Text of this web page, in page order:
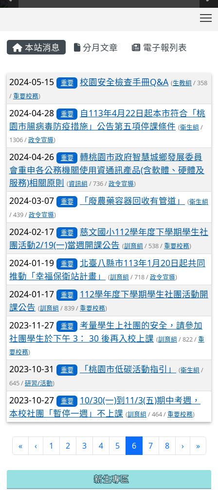
本站消息 分月文章 電子報列表
文章列表
2024-05-15 重要 校園安全檢查手冊Q&A (生教組 / 358
/重要校務)
2024-04-28 重要
自113年4月22日起本市符合「桃
園市腸病毒防疫措施」公告第五項停課條件 (衛生組 /
1306 /政令宣導)
2024-04-26 重要
轉桃園市政府智慧城鄉發展委員
會重申各公務機關使用資通訊產品(含軟體、硬體及
服務)相關原則 (資訊組 / 736 /政令宣導)
2024-03-07 重要 「廢農藥容器回收有管道」 (衛生組
/ 439 /政令宣導)
2024-02-17 重要
慈文國小112學年度下學期學生社
團活動2/19(一)當週開課公告 (訓育組 / 538 /重要校務)
2024-01-19 重要
北臺八縣市113年1月20日起共同
推動「幸福保衛站計畫」
(訓育組 / 718 /政令宣導)
2024-01-17 重要
112學年度下學期學生社團活動開
課公告 (訓育組 / 839 /重要校務)
2023-11-27 重要
考量學生上社團的安全，請參加
社團學生於下午 3： 30 後再入校上課 (訓育組 / 822 /重
要校務)
2023-10-31 重要 「桃園市低碳活動指引」 (衛生組 /
645 /研習/活動)
2023-10-27 重要
10/30(一)到11/3(五)期中考週，
本校社團「暫停一週」不上課 (訓育組 / 464 /重要校務)
« ‹ 1 2 3 4 5 6(current)
7 8 › »
新生專區